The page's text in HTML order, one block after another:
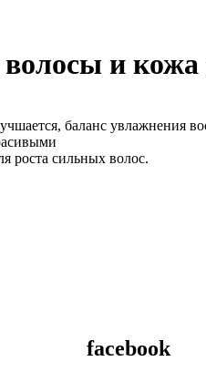
волосы и
баланс увлажнения
роста сильных волос.
facebook